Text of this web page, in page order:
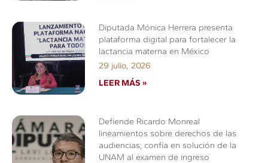
Diputada Mónica Herrera presenta
plataforma digital para fortalecer la
lactancia materna en México
29 julio, 2026
LEER MÁS »
Defiende Ricardo Monreal
lineamientos sobre derechos de las
audiencias; confía en solución de la
UNAM al examen de ingreso